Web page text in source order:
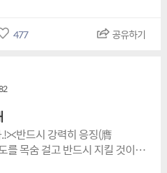
477 공유하기
반드시 강력히 응징(膺
를 목숨 걸고 반드시 지킬 것이